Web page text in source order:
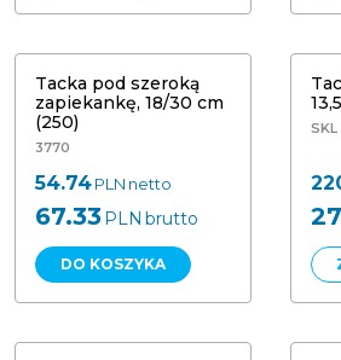
Tacka pod szeroką zapiekankę, 18/30
Tacka pod szeroką
zapiekankę, 18/30 cm
(250)
3770
54.74PLN netto
67.33PLN brutto
DO KOSZYKA
Tacka
Tacka styropianowa 17,5/13,5/2 cm
Tacka